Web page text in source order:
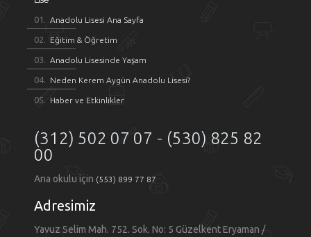
Anadolu Lisesi Ana Sayfa
Eğitim & Öğretim
Anadolu Lisesinde Yaşam
Neden Kerem Aygün Anadolu Lisesi?
Haber ve Etkinlikler
(312) 502 07 07 - (530) 825 82
00
Ana okulu için (553) 899 77 87
Adresimiz
Yavuz Selim Mah. 752. Sok. No: 5 Güzelkent Eryaman /